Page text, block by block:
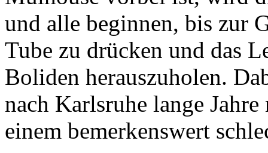
und alle beginnen, bis zur
Tube zu drücken und das
Boliden herauszuholen.
nach Karlsruhe lange
einem bemerkenswert